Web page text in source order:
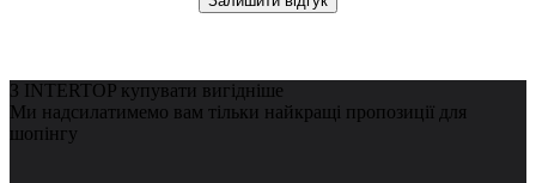
З INTERTOP купувати вигідніше
Ми надсилатимемо вам тільки найкращі пропозиції для
шопінгу